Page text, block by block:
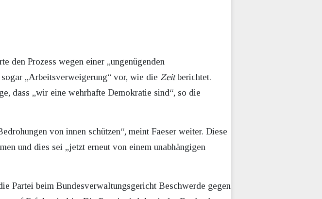
den Prozess wegen einer „ungenügenden
„Arbeitsverweigerung“ vor, wie die Zeitberichtet.
dass „wir eine wehrhafte Demokratie sind“, so die
von innen schützen“, meint Faeser weiter. Diese
und dies sei „jetzt erneut von einem unabhängigen
Partei beim Bundesverwaltungsgericht Beschwerde gegen